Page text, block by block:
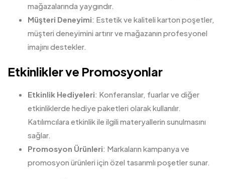
mağazalarında yaygındır.
Müşteri Deneyimi: Estetik ve kaliteli karton poşetler,
müşteri deneyimini artırır ve mağazanın profesyonel
imajını destekler.
Etkinlikler ve Promosyonlar
Etkinlik Hediyeleri: Konferanslar, fuarlar ve diğer
etkinliklerde hediye paketleri olarak kullanılır.
Katılımcılara etkinlik ile ilgili materyallerin sunulmasını
sağlar.
Promosyon Ürünleri: Markaların kampanya ve
promosyon ürünleri için özel tasarımlı poşetler sunar.